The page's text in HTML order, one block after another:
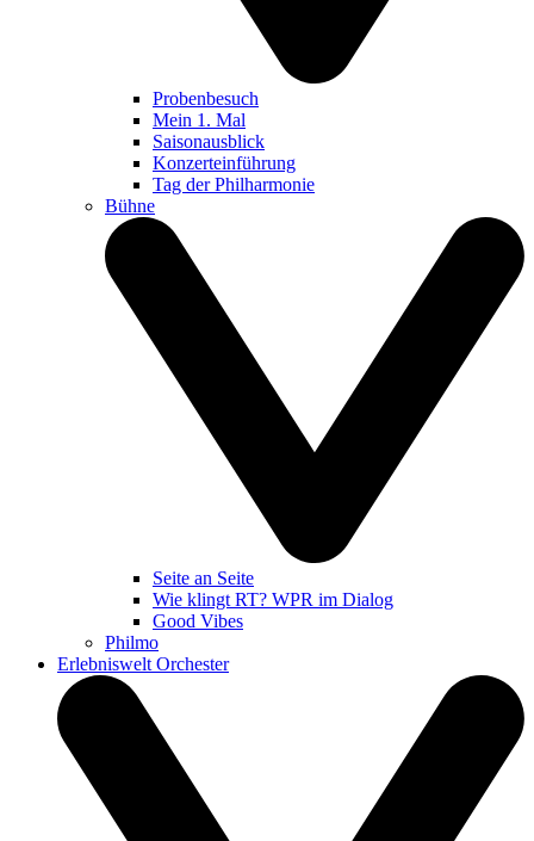
Probenbesuch
Mein 1. Mal
Saisonausblick
Konzerteinführung
Tag der Philharmonie
Bühne
Seite an Seite
Wie klingt RT? WPR im Dialog
Good Vibes
Philmo
Erlebniswelt Orchester